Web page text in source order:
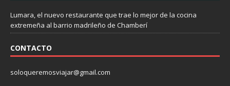
Lumara, el nuevo restaurante que trae lo mejor de la cocina
extremeña al barrio madrileño de Chamberí
CONTACTO
soloqueremosviajar@gmail.com